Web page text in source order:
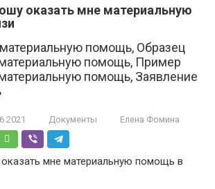
оказать мне материальную
помощь, Образец
помощь, Пример
помощь, Заявление
Документы Елена Фомина